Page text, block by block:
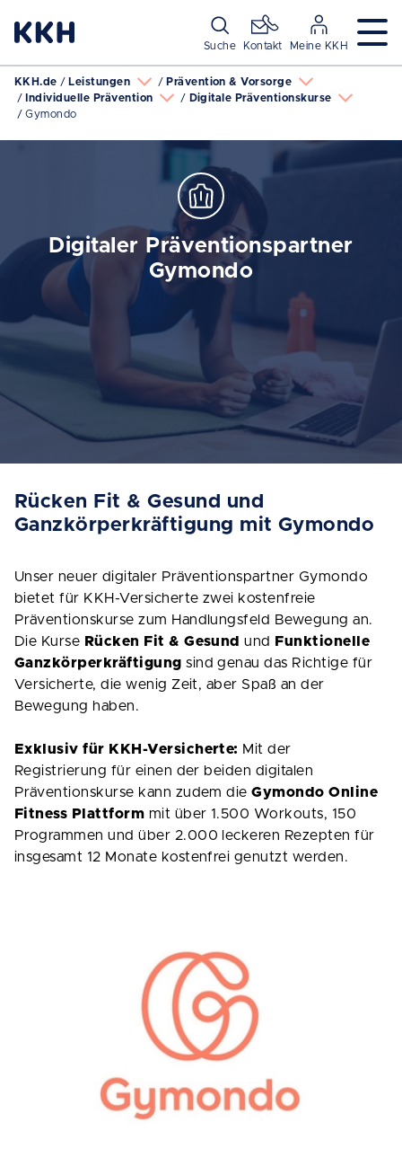
Suche Kontakt Meine KKH
KKH.de Leistungen
Prävention & Vorsorge
Individuelle Prävention
Digitale Präventionskurse
Gymondo
Digitaler Präventionspartner
Gymondo
Rücken Fit & Gesund und
Ganzkörperkräftigung mit Gymondo
Unser neuer digitaler Präventionspartner Gymondo
bietet für KKH-Versicherte zwei kostenfreie
Präventionskurse zum Handlungsfeld Bewegung an.
Die Kurse Rücken Fit & Gesundund
Funktionelle
Ganzkörperkräftigung sind genau das Richtige für
Versicherte, die wenig Zeit, aber Spaß an der
Bewegung haben.
Exklusiv für KKH-Versicherte: Mit der
Registrierung für einen der beiden digitalen
Präventionskurse kann zudem dieGymondo Online
Fitness Plattform mit über 1.500 Workouts, 150
Programmen und über 2.000 leckeren Rezepten für
insgesamt 12 Monate kostenfrei genutzt werden.